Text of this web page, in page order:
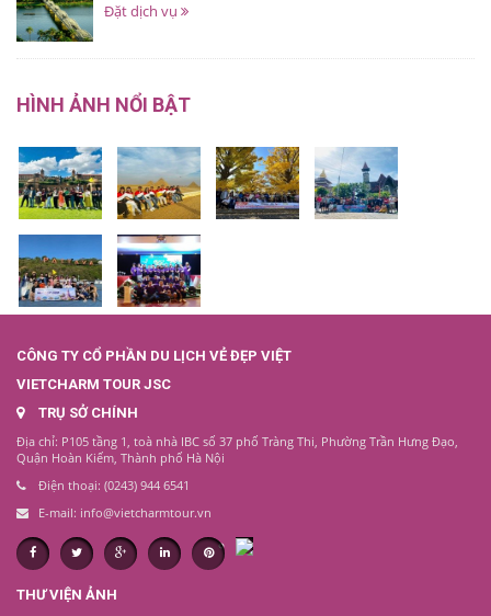
Đặt dịch vụ
HÌNH ẢNH NỔI BẬT
CÔNG TY CỔ PHẦN DU LỊCH VẺ ĐẸP VIỆT
VIETCHARM TOUR JSC
TRỤ SỞ CHÍNH
Địa chỉ: P105 tầng 1, toà nhà IBC số 37 phố Tràng Thi, Phường Trần Hưng Đạo,
Quận Hoàn Kiếm, Thành phố Hà Nội
Điện thoại: (0243) 944 6541
E-mail: info@vietcharmtour.vn
THƯ VIỆN ẢNH